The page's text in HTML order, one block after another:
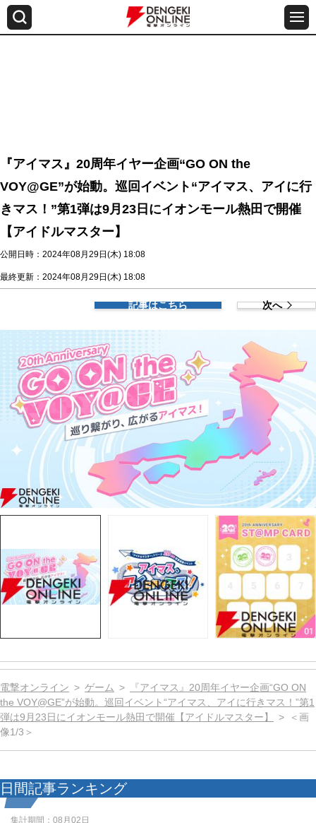
『アイマス』20周年イヤー企画“GO ON the
VOY@GE”が始動。巡回イベント“アイマス、アイに行
きマス！”第1弾は9月23日にイオンモール熱田で開催
【アイドルマスター】
公開日時：2024年08月29日(木) 18:08
最終更新：2024年08月29日(木) 18:08
記事はこちら 次へ
電撃オンライン ゲーム
『アイマス』20周年イヤー企画“GO ON
the VOY@GE”が始動。巡回イベント“アイマス、アイに行きマス！”第1
弾は9月23日にイオンモール熱田で開催【アイドルマスター】
＜画
像1/3＞
日間記事ランキング
集計期間： 08月02日